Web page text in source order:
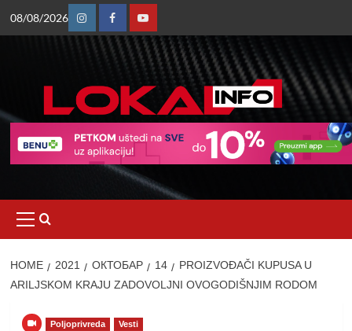
08/08/2026
InstagramFacebookYoutube
Menu
HOME 2021 ОКТОБАР 14
PROIZVOĐAČI KUPUSA U
ARILJSKOM KRAJU ZADOVOLJNI OVOGODIŠNJIM RODOM
Poljoprivreda Vesti